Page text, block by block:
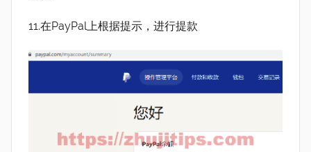
11.在PayPal上根据提示，进行提款